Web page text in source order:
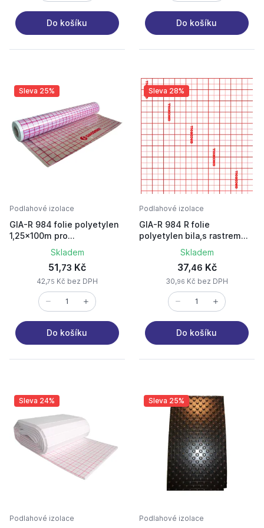
Do košíku Do košíku
Sleva 25%
Podlahové izolace
GIA-R 984 folie polyetylen
1,25x100m pro
podlah.vytapeni
Skladem
51,73 Kč
42,75 Kč bez DPH
Do košíku
Sleva 28%
Podlahové izolace
GIA-R 984 R folie
polyetylen bila,s rastrem
Skladem
37,46 Kč
30,96 Kč bez DPH
Do košíku
Sleva 24%
Podlahové izolace
Sleva 25%
Podlahové izolace